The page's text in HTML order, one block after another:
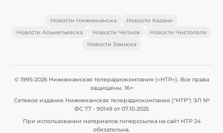
Новости Нижнекамска
Новости Казани
Новости Альметьевска
Новости Челнов
Новости Чистополя
Новости Заинска
© 1995-2026 Нижнекамская телерадиокомпания («НТР»). Все права
защищены. 16+
Сетевое издание Нижнекамская телерадиокомпания ("НТР") ЭЛ №
ФС 77 - 90149 от 07.10.2025
При использовании материалов гиперссылка на сайт НТР 24
обязательна.